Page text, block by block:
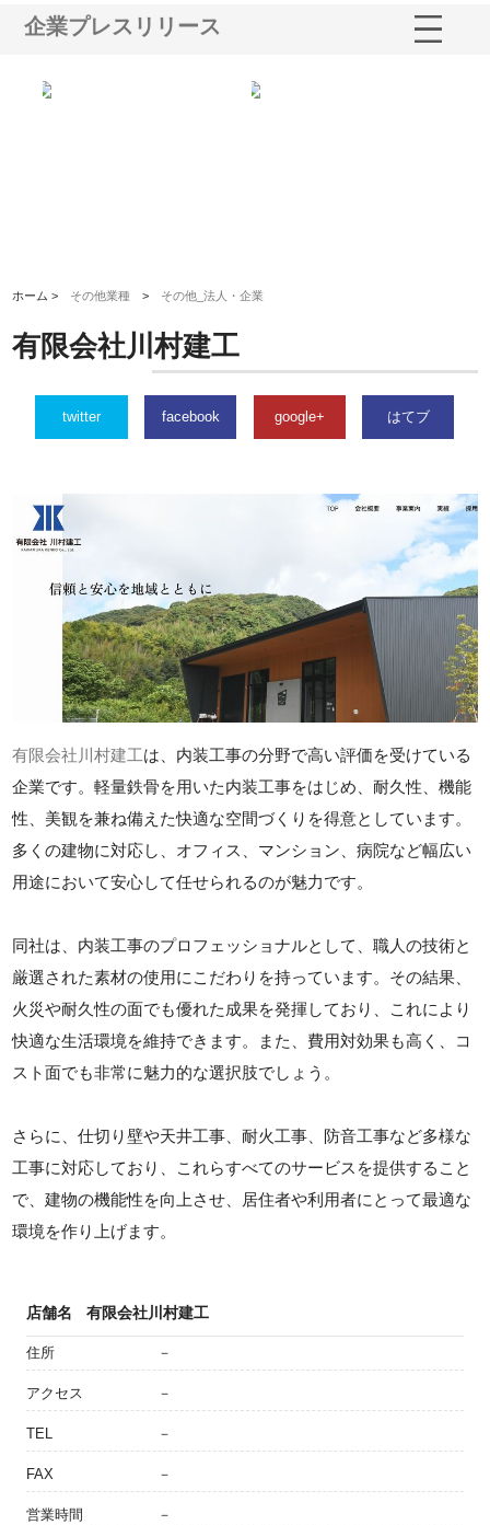
企業プレスリリース
ホーム > その他業種 > その他_法人・企業
有限会社川村建工
twitter facebook google+ はてブ
有限会社川村建工は、内装工事の分野で高い評価を受けている
企業です。軽量鉄骨を用いた内装工事をはじめ、耐久性、機能
性、美観を兼ね備えた快適な空間づくりを得意としています。
多くの建物に対応し、オフィス、マンション、病院など幅広い
用途において安心して任せられるのが魅力です。
同社は、内装工事のプロフェッショナルとして、職人の技術と
厳選された素材の使用にこだわりを持っています。その結果、
火災や耐久性の面でも優れた成果を発揮しており、これにより
快適な生活環境を維持できます。また、費用対効果も高く、コ
スト面でも非常に魅力的な選択肢でしょう。
さらに、仕切り壁や天井工事、耐火工事、防音工事など多様な
工事に対応しており、これらすべてのサービスを提供すること
で、建物の機能性を向上させ、居住者や利用者にとって最適な
環境を作り上げます。
店舗名 有限会社川村建工
住所 －
アクセス －
TEL －
FAX －
営業時間 －